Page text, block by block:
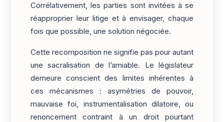
Corrélativement, les parties sont invitées à se
réapproprier leur litige et à envisager, chaque
fois que possible, une solution négociée.
Cette recomposition ne signifie pas pour autant
une sacralisation de l’amiable. Le législateur
demeure conscient des limites inhérentes à
ces mécanismes : asymétries de pouvoir,
mauvaise foi, instrumentalisation dilatoire, ou
renoncement contraint à un droit pourtant